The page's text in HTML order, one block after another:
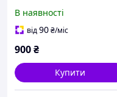
В наявності
від90₴/міс
900₴
Купити